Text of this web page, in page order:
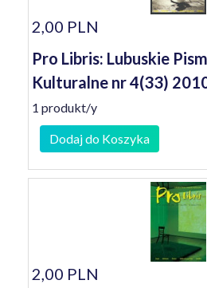
2,00 PLN
Pro Libris: Lubuskie
Kulturalne nr 4(33)
1 produkt/y
Dodaj do Koszyka
2,00 PLN